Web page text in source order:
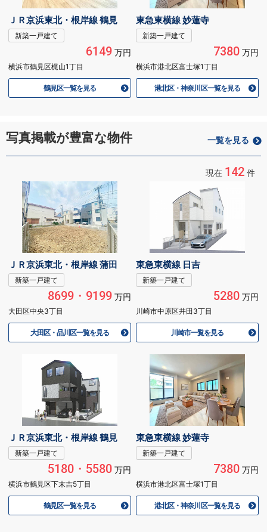
ＪＲ京浜東北・根岸線 鶴見
新築一戸建て
6149万円
横浜市鶴見区梶山1丁目
鶴見区一覧を見る
東急東横線 妙蓮寺
新築一戸建て
7380万円
横浜市港北区富士塚1丁目
港北区・神奈川区一覧を見る
写真掲載が豊富な物件 一覧を見る
現在 142 件
ＪＲ京浜東北・根岸線 蒲田
新築一戸建て
8699・9199万円
大田区中央3丁目
大田区・品川区一覧を見る
東急東横線 日吉
新築一戸建て
5280万円
川崎市中原区井田3丁目
川崎市一覧を見る
ＪＲ京浜東北・根岸線 鶴見
新築一戸建て
5180・5580万円
横浜市鶴見区下末吉5丁目
鶴見区一覧を見る
東急東横線 妙蓮寺
新築一戸建て
7380万円
横浜市港北区富士塚1丁目
港北区・神奈川区一覧を見る